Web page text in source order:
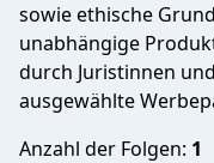
sowie ethische
unabhängige
durch Juristinnen
ausgewählte
Anzahl der Folgen: 1